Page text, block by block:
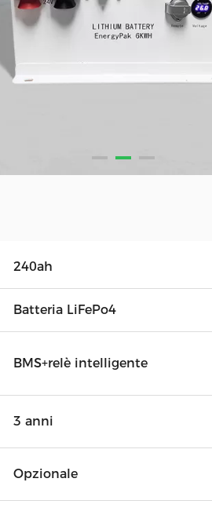
240ah
Batteria LiFePo4
BMS+relè intelligente
3 anni
Opzionale